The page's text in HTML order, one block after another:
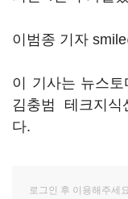
이범종 기자
이 기사는 뉴스
김충범 테크지식
다.